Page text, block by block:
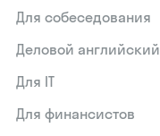
Для собеседования
Деловой английский
Для IT
Для финансистов